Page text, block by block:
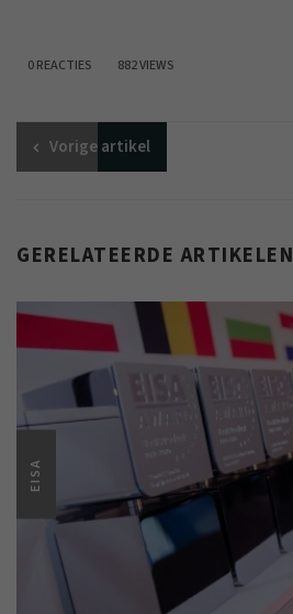
0 REACTIES 882 VIEWS
Vorigeartikel
GERELATEERDE ARTIKELEN
EISA